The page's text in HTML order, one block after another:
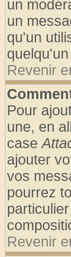
un
un
qu'un
Revenir
Pour
une, en
case
ajouter
vos
pourrez
Revenir